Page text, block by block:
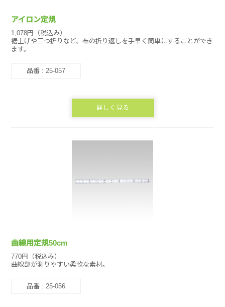
アイロン定規
1,078円（税込み）
裾上げや三つ折りなど、布の折り返しを手早く簡単にすることができ
ます。
品番 : 25-057
詳しく見る
曲線用定規50cm
770円（税込み）
曲線部が測りやすい柔軟な素材。
品番 : 25-056